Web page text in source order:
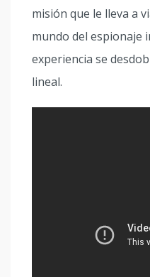
misión que le lleva a
mundo del espionaje
experiencia se
lineal.